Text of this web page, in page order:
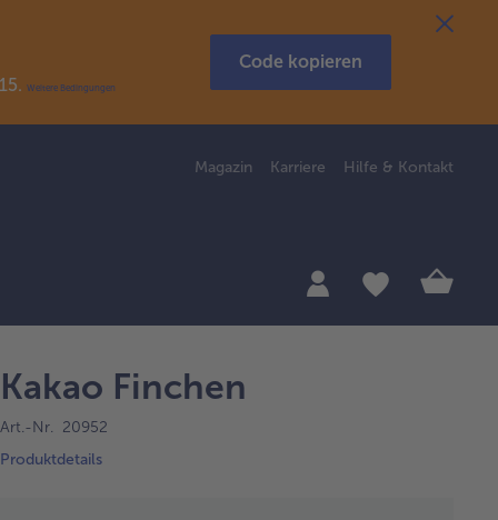
Weitere Bedingungen
Code kopieren
Magazin Karriere Hilfe & Kontakt
Kakao Finchen
Art.-Nr. 20952
Produktdetails